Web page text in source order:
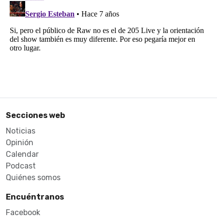
Secciones web
Noticias
Opinión
Calendar
Podcast
Quiénes somos
Encuéntranos
Facebook